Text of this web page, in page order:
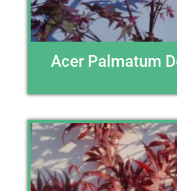
Acer Palmatum